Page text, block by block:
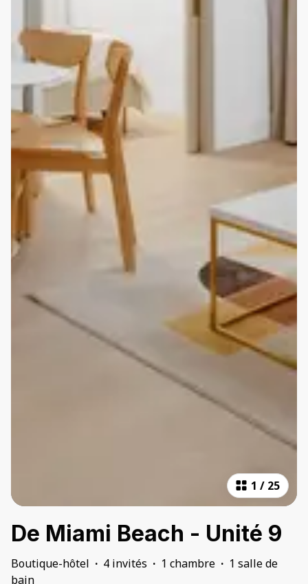
1 / 25
De Miami Beach - Unité 9
Boutique-hôtel · 4 invités · 1 chambre · 1 salle de
bain